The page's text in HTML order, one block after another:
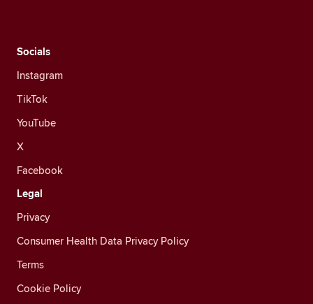
Socials
Instagram
TikTok
YouTube
X
Facebook
Legal
Privacy
Consumer Health Data Privacy Policy
Terms
Cookie Policy